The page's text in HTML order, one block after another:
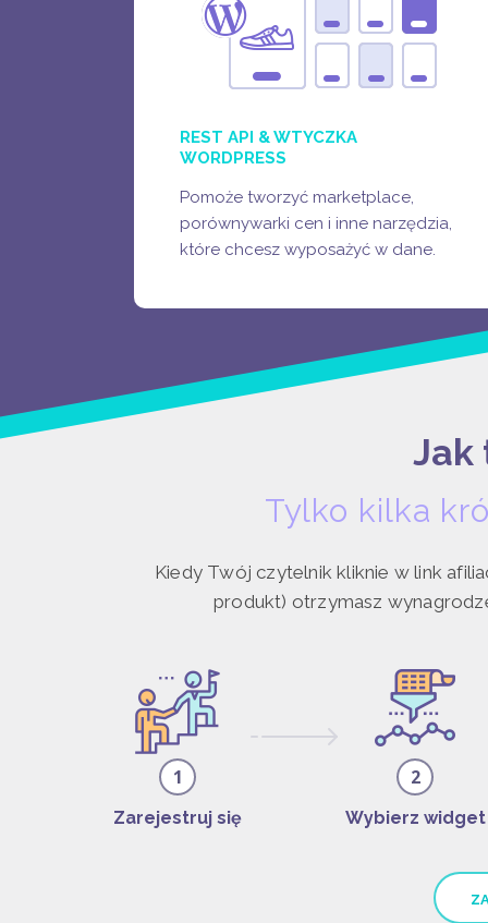
REST API & WTYCZKA
WORDPRESS
Pomoże tworzyć marketplace,
porównywarki cen i inne narzędzia,
które chcesz wyposażyć w dane.
WORDPRESS)
ZOBACZ WIĘCEJ
Jak
Tylko kilka
Kiedy Twój czytelnik kliknie w link
produkt) otrzymasz
1
Zarejestruj się
2
Wybierz widget